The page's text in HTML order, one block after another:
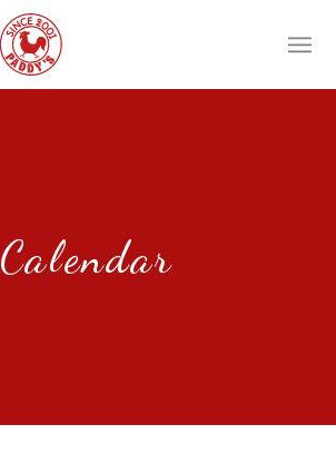
Calendar